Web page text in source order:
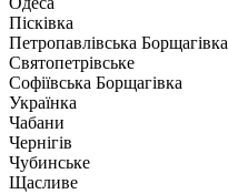
Пісківка
Петропавлівська Борщагівка
Святопетрівське
Софіївська Борщагівка
Українка
Чабани
Чернігів
Чубинське
Щасливе